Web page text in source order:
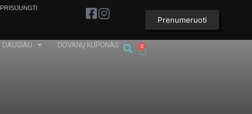
PRISIJUNGTI
Prenumeruoti
DAUGIAU DOVANŲ KUPONAS 0